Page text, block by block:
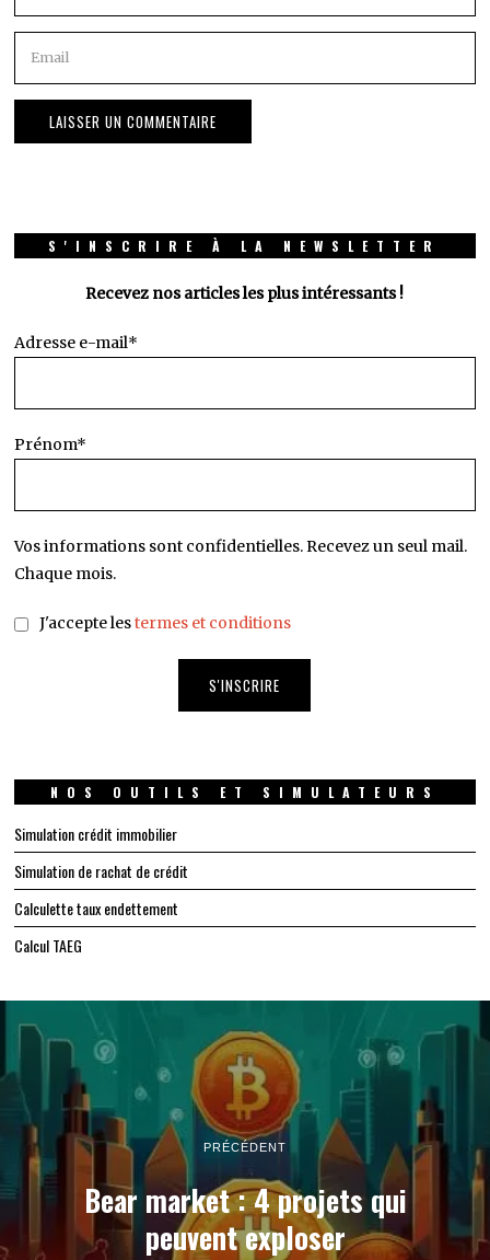
S'INSCRIRE À LA NEWSLETTER
Recevez nos articles les plus intéressants !
Adresse e-mail*
Prénom*
Vos informations sont confidentielles. Recevez un seul mail.
Chaque mois.
J'accepte lestermes et conditions
NOS OUTILS ET SIMULATEURS
Simulation crédit immobilier
Simulation de rachat de crédit
Calculette taux endettement
Calcul TAEG
PRÉCÉDENT
Bear market : 4 projets qui
peuvent exploser